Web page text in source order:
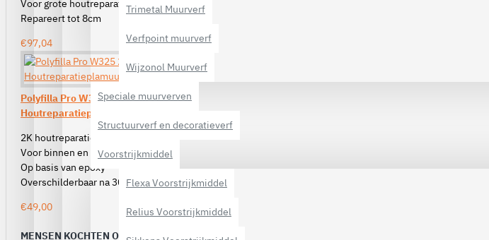
Trimetal Muurverf
Verfpoint muurverf
Wijzonol Muurverf
Speciale muurverven
Structuurverf en decoratieverf
Voorstrijkmiddel
Flexa Voorstrijkmiddel
Relius Voorstrijkmiddel
Voor grote houtreparaties
Repareert tot 8cm
€97,04
Polyfilla Pro W325 2K
Houtreparatieplamuur
2K houtreparatieplamuur
Voor binnen en buiten
Op basis van epoxy
Overschilderbaar na 30 minuten
€49,00
MENSEN KOCHTEN OOK